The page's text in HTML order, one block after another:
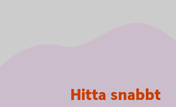
Hitta snabbt